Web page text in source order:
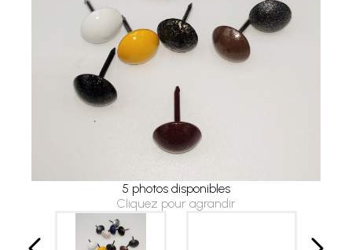
5 photos disponibles
Cliquez pour agrandir